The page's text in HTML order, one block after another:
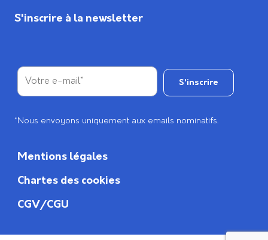
S'inscrire à la newsletter
*Nous envoyons uniquement aux emails nominatifs.
Mentions légales
Chartes des cookies
CGV/CGU